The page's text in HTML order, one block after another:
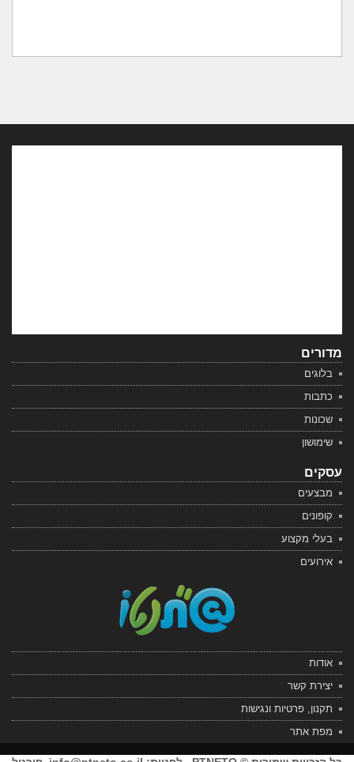
מדורים
בלוגים
כתבות
שכונות
שימושון
עסקים
מבצעים
קופונים
בעלי מקצוע
אירועים
אודות
יצירת קשר
תקנון, פרטיות ונגישות
מפת אתר